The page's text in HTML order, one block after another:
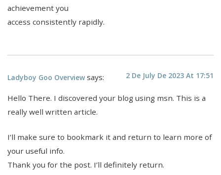
achievement you
access consistently rapidly.
Ladyboy Goo Overview says: 2 De July De 2023 At 17:51
Hello There. I discovered your blog using msn. This is a
really well written article.
I’ll make sure to bookmark it and return to learn more of
your useful info.
Thank you for the post. I’ll definitely return.